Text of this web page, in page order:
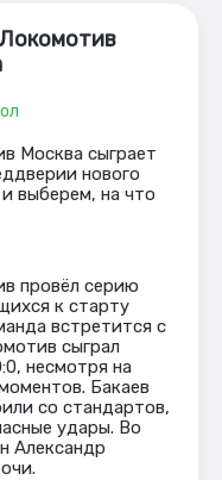
Москва сыгpает
нового
выберем, на что
провёл серию
к старту
встретится с
сыграл
несмотря на
Бакаев
со стандартов,
удары. Во
Александр